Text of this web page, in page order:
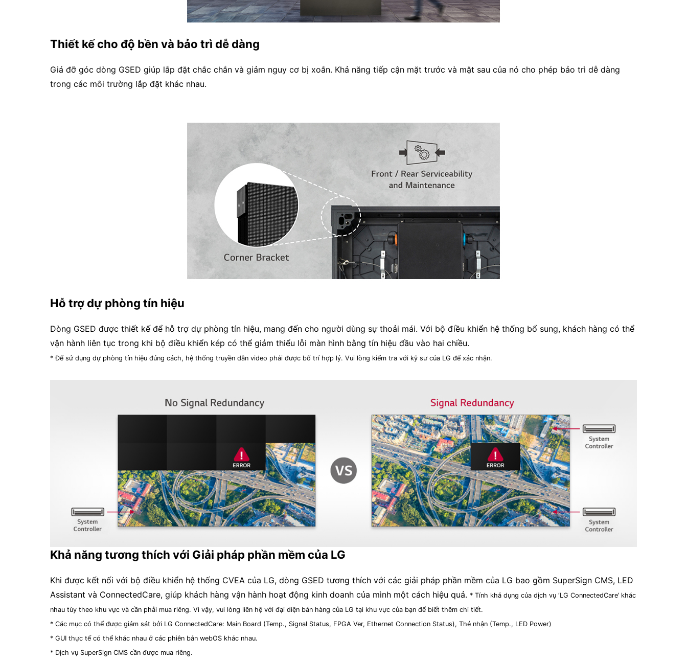
Thiết kế cho độ bền và bảo trì dễ dàng
Giá đỡ góc dòng GSED giúp lắp đặt chắc chắn và giảm nguy cơ bị xoắn. Khả năng tiếp cận mặt trước và mặt sau của nó cho phép bảo trì dễ dàng
trong các môi trường lắp đặt khác nhau.
Hỗ trợ dự phòng tín hiệu
Dòng GSED được thiết kế để hỗ trợ dự phòng tín hiệu, mang đến cho người dùng sự thoải mái. Với bộ điều khiển hệ thống bổ sung, khách hàng có thể
vận hành liên tục trong khi bộ điều khiển kép có thể giảm thiểu lỗi màn hình bằng tín hiệu đầu vào hai chiều.
* Để sử dụng dự phòng tín hiệu đúng cách, hệ thống truyền dẫn video phải được bố trí hợp lý. Vui lòng kiểm tra với kỹ sư của LG để xác nhận.
Khả năng tương thích với Giải pháp phần mềm của LG
Khi được kết nối với bộ điều khiển hệ thống CVEA của LG, dòng GSED tương thích với các giải pháp phần mềm của LG bao gồm SuperSign CMS, LED
Assistant và ConnectedCare, giúp khách hàng vận hành hoạt động kinh doanh của mình một cách hiệu quả. * Tính khả dụng của dịch vụ ‘LG ConnectedCare’ khác
nhau tùy theo khu vực và cần phải mua riêng. Vì vậy, vui lòng liên hệ với đại diện bán hàng của LG tại khu vực của bạn để biết thêm chi tiết.
* Các mục có thể được giám sát bởi LG ConnectedCare: Main Board (Temp., Signal Status, FPGA Ver, Ethernet Connection Status), Thẻ nhận (Temp., LED Power)
* GUI thực tế có thể khác nhau ở các phiên bản webOS khác nhau.
* Dịch vụ SuperSign CMS cần được mua riêng.